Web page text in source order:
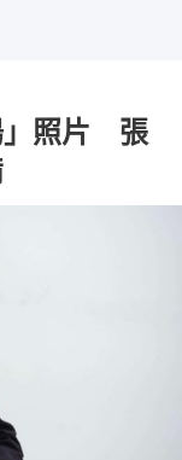
」照片 張